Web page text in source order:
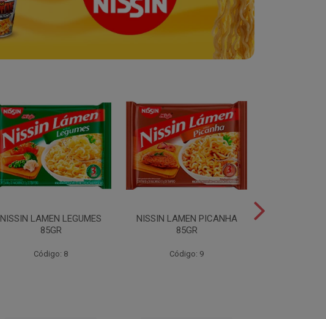
NISSIN LAMEN LEGUMES
85GR
Código: 8
NISSIN LAMEN PICANHA
85GR
Código: 9